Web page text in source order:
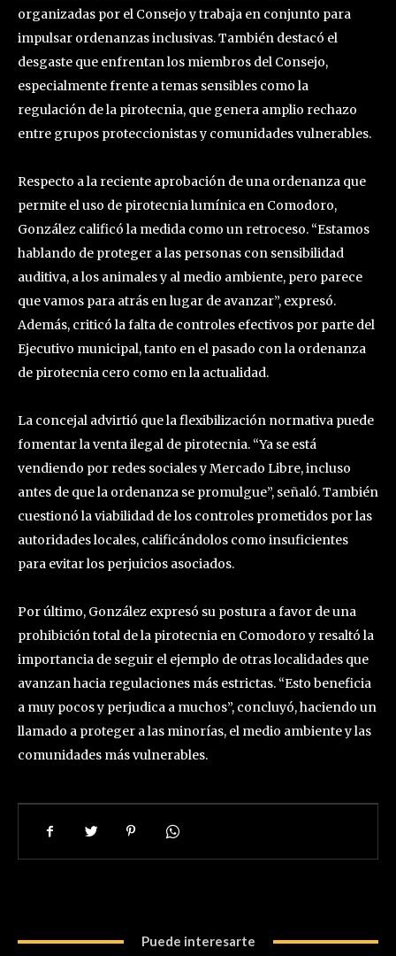
organizadas por el Consejo y trabaja en conjunto para
impulsar ordenanzas inclusivas. También destacó el
desgaste que enfrentan los miembros del Consejo,
especialmente frente a temas sensibles como la
regulación de la pirotecnia, que genera amplio rechazo
entre grupos proteccionistas y comunidades vulnerables.
Respecto a la reciente aprobación de una ordenanza que
permite el uso de pirotecnia lumínica en Comodoro,
González calificó la medida como un retroceso. “Estamos
hablando de proteger a las personas con sensibilidad
auditiva, a los animales y al medio ambiente, pero parece
que vamos para atrás en lugar de avanzar”, expresó.
Además, criticó la falta de controles efectivos por parte del
Ejecutivo municipal, tanto en el pasado con la ordenanza
de pirotecnia cero como en la actualidad.
La concejal advirtió que la flexibilización normativa puede
fomentar la venta ilegal de pirotecnia. “Ya se está
vendiendo por redes sociales y Mercado Libre, incluso
antes de que la ordenanza se promulgue”, señaló. También
cuestionó la viabilidad de los controles prometidos por las
autoridades locales, calificándolos como insuficientes
para evitar los perjuicios asociados.
Por último, González expresó su postura a favor de una
prohibición total de la pirotecnia en Comodoro y resaltó la
importancia de seguir el ejemplo de otras localidades que
avanzan hacia regulaciones más estrictas. “Esto beneficia
a muy pocos y perjudica a muchos”, concluyó, haciendo un
llamado a proteger a las minorías, el medio ambiente y las
comunidades más vulnerables.
Puede interesarte